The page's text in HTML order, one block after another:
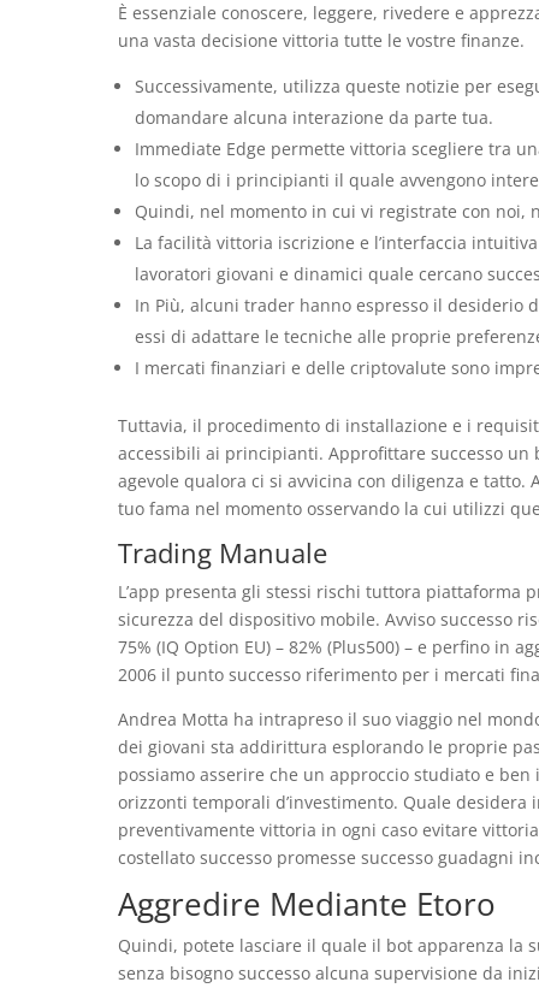
È essenziale conoscere, leggere, rivedere e
una vasta decisione vittoria tutte le vostre finanze.
Successivamente, utilizza queste notizie per
domandare alcuna interazione da parte tua.
Immediate Edge permette vittoria scegliere tra
lo scopo di i principianti il quale avvengono
Quindi, nel momento in cui vi registrate con noi,
La facilità vittoria iscrizione e l’interfaccia
lavoratori giovani e dinamici quale cercano
In Più, alcuni trader hanno espresso il desiderio
essi di adattare le tecniche alle proprie
I mercati finanziari e delle criptovalute sono
Tuttavia, il procedimento di installazione e i
accessibili ai principianti. Approfittare successo
agevole qualora ci si avvicina con diligenza e
tuo fama nel momento osservando la cui utilizzi
Trading Manuale
L’app presenta gli stessi rischi tuttora piattaforma
sicurezza del dispositivo mobile. Avviso successo
75% (IQ Option EU) – 82% (Plus500) – e perfino in
2006 il punto successo riferimento per i mercati
Andrea Motta ha intrapreso il suo viaggio nel
dei giovani sta addirittura esplorando le proprie
possiamo asserire che un approccio studiato e
orizzonti temporali d’investimento. Quale
preventivamente vittoria in ogni caso evitare
costellato successo promesse successo guadagni
Aggredire Mediante Etoro
Quindi, potete lasciare il quale il bot apparenza la
senza bisogno successo alcuna supervisione da